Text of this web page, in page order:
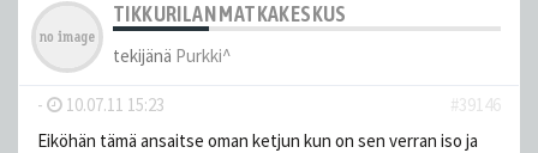
TIKKURILAN MATKAKESKUS
tekijänä Purkki^
- 10.07.11 15:23
#39146
Eiköhän tämä ansaitse oman ketjun kun on sen verran iso ja